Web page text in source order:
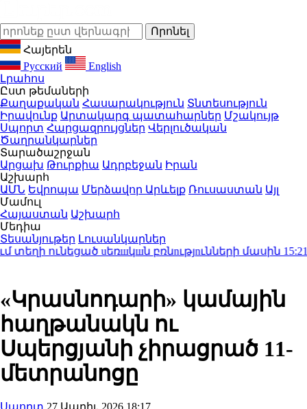
Հայերեն
Русский
English
Լրահոս
Ըստ թեմաների
Քաղաքական Հասարակություն Տնտեսություն
Իրավունք Արտակարգ պատահարներ Մշակույթ
Սպորտ Հարցազրույցներ Վերլուծական
Ծաղրանկարներ
Տարածաշրջան
Արցախ Թուրքիա Ադրբեջան Իրան
Աշխարհ
ԱՄՆ Եվրոպա Մերձավոր Արևելք Ռուսաստան Այլ
Մամուլ
Հայաստան Աշխարհ
Մեդիա
Տեսանյութեր Լուսանկարներ
ունեցած uեռшկшն բռնnւթյnւնների մասին15:21
«Կրասնոդարի» կամային
հաղթանակն ու
Սպերցյանի չիրացրած 11-
մետրանոցը
Սպորտ 27 Ապրիլ, 2026 18:17